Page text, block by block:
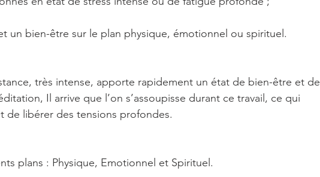
un bien-être sur le plan physique, émotionnel ou spirituel.
très intense, apporte rapidement un état de bien-être et de
Il arrive que l’on s’assoupisse durant ce travail, ce qui
de libérer des tensions profondes.
plans : Physique, Emotionnel et Spirituel.